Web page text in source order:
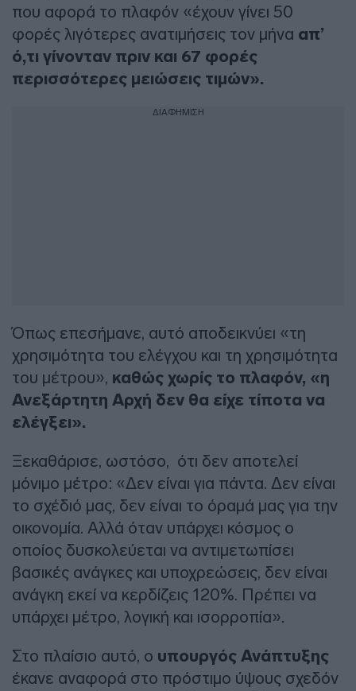
που αφορά το πλαφόν «έχουν γίνει 50
φορές λιγότερες ανατιμήσεις τον μήνα απ’
ό,τι γίνονταν πριν και 67 φορές
περισσότερες μειώσεις τιμών».
ΔΙΑΦΗΜΙΣΗ
Όπως επεσήμανε, αυτό αποδεικνύει «τη
χρησιμότητα του ελέγχου και τη χρησιμότητα
του μέτρου», καθώς χωρίς το πλαφόν, «η
Ανεξάρτητη Αρχή δεν θα είχε τίποτα να
ελέγξει».
Ξεκαθάρισε, ωστόσο, ότι δεν αποτελεί
μόνιμο μέτρο: «Δεν είναι για πάντα. Δεν είναι
το σχέδιό μας, δεν είναι το όραμά μας για την
οικονομία. Αλλά όταν υπάρχει κόσμος ο
οποίος δυσκολεύεται να αντιμετωπίσει
βασικές ανάγκες και υποχρεώσεις, δεν είναι
ανάγκη εκεί να κερδίζεις 120%. Πρέπει να
υπάρχει μέτρο, λογική και ισορροπία».
Στο πλαίσιο αυτό, ο υπουργός Ανάπτυξης
έκανε αναφορά στο πρόστιμο ύψους σχεδόν